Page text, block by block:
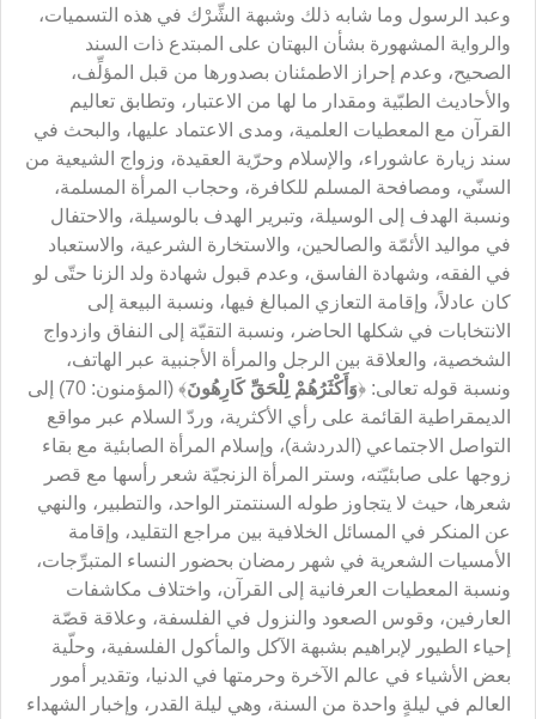
وعبد الرسول وما شابه ذلك وشبهة الشِّرْك في هذه التسميات،
والرواية المشهورة بشأن البهتان على المبتدع ذات السند
الصحيح، وعدم إحراز الاطمئنان بصدورها من قبل المؤلِّف،
والأحاديث الطبّية ومقدار ما لها من الاعتبار، وتطابق تعاليم
القرآن مع المعطيات العلمية، ومدى الاعتماد عليها، والبحث في
سند زيارة عاشوراء، والإسلام وحرّية العقيدة، وزواج الشيعية من
السنّي، ومصافحة المسلم للكافرة، وحجاب المرأة المسلمة،
ونسبة الهدف إلى الوسيلة، وتبرير الهدف بالوسيلة، والاحتفال
في مواليد الأئمّة والصالحين، والاستخارة الشرعية، والاستعباد
في الفقه، وشهادة الفاسق، وعدم قبول شهادة ولد الزنا حتّى لو
كان عادلاً، وإقامة التعازي المبالغ فيها، ونسبة البيعة إلى
الانتخابات في شكلها الحاضر، ونسبة التقيّة إلى النفاق وازدواج
الشخصية، والعلاقة بين الرجل والمرأة الأجنبية عبر الهاتف،
ونسبة قوله تعالى: ﴿وَأَكْثَرُهُمْ لِلْحَقِّ كَارِهُونَ
﴾ (المؤمنون: 70) إلى
الديمقراطية القائمة على رأي الأكثرية، وردّ السلام عبر مواقع
التواصل الاجتماعي (الدردشة)، وإسلام المرأة الصابئية مع بقاء
زوجها على صابئيّته، وستر المرأة الزنجيّة شعر رأسها مع قصر
شعرها، حيث لا يتجاوز طوله السنتمتر الواحد، والتطبير، والنهي
عن المنكر في المسائل الخلافية بين مراجع التقليد، وإقامة
الأمسيات الشعرية في شهر رمضان بحضور النساء المتبرِّجات،
ونسبة المعطيات العرفانية إلى القرآن، واختلاف مكاشفات
العارفين، وقوس الصعود والنزول في الفلسفة، وعلاقة قصّة
إحياء الطيور لإبراهيم بشبهة الآكل والمأكول الفلسفية، وحلّية
بعض الأشياء في عالم الآخرة وحرمتها في الدنيا، وتقدير أمور
العالم في ليلةٍ واحدة من السنة، وهي ليلة القدر، وإخبار الشهداء